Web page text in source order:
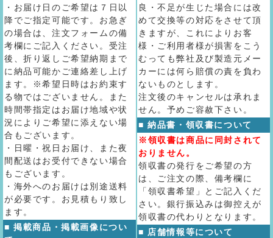
・お届け日のご希望は７日以
降でご指定可能です。お急ぎ
の場合は、注文フォームの備
考欄にご記入ください。受注
後、折り返しご希望納期まで
に納品可能かご連絡差し上げ
ます。※希望日時はお約束す
る物ではございません。また
時間帯指定はお届け地域や状
況によりご希望に添えない場
合もございます。
・日曜・祝日お届け、また夜
間配送はお受付できない場合
もございます。
・海外へのお届けは別途送料
が必要です。お見積もり致し
ます。
■ 掲載商品・掲載画像につい
良・不足が生じた場合には改
めて交換等の対応をさせて頂
きますが、これによりお客
様・ご利用者様が損害をこう
むっても弊社及び製造元メー
カーには何ら賠償の責を負わ
ないものとします。
注文後のキャンセルは承れま
せん。予めご容赦下さい。
■ 納品書・領収書について
※領収書は商品に同封されて
おりません。
領収書の発行をご希望の方
は、ご注文の際、備考欄に
「領収書希望」とご記入くだ
さい。銀行振込みは御控えが
領収書の代わりとなります。
■ 店舗情報等について